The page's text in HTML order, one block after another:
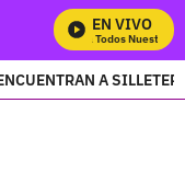
EN VIVO
Mira Todos Nuestros
A